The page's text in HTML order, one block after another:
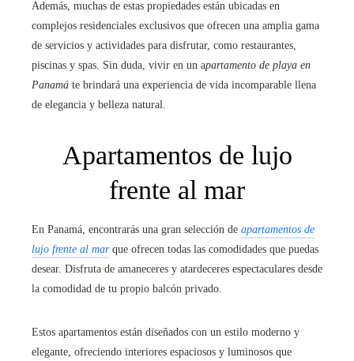
Además, muchas de estas propiedades están ubicadas en
complejos residenciales exclusivos que ofrecen una amplia gama
de servicios y actividades para disfrutar, como restaurantes,
piscinas y spas. Sin duda, vivir en un apartamento de playa en
Panamá te brindará una experiencia de vida incomparable llena
de elegancia y belleza natural.
Apartamentos de lujo
frente al mar
En Panamá, encontrarás una gran selección de apartamentos de
lujo frente al marque ofrecen todas las comodidades que puedas
desear. Disfruta de amaneceres y atardeceres espectaculares desde
la comodidad de tu propio balcón privado.
Estos apartamentos están diseñados con un estilo moderno y
elegante, ofreciendo interiores espaciosos y luminosos que